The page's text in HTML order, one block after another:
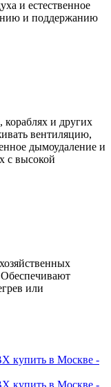
и естественное
и поддержанию
кораблях и других
вентиляцию,
дымоудаление и
с высокой
или